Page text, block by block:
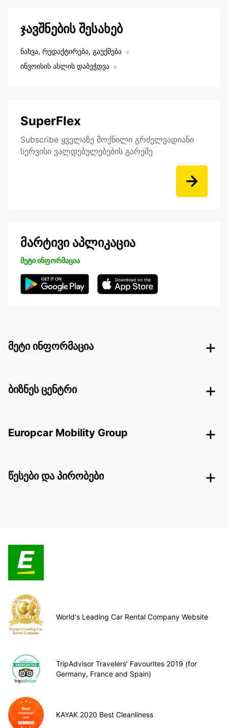
ჯავშნების შესახებ
ნახვა, რედაქტირება, გაუქმება
ინვოისის ასლის დაბეჭდვა
SuperFlex
Subscribe ყველაზე მოქნილი გრძელვადიანი
სერვისი ვალდებულებების გარეშე
მარტივი აპლიკაცია
მეტი ინფორმაცია
მეტი ინფორმაცია
ბიზნეს ცენტრი
Europcar Mobility Group
წესები და პირობები
World's Leading Car Rental Company Website
TripAdvisor Travelers’ Favourites 2019 (for
Germany, France and Spain)
KAYAK 2020 Best Cleanliness